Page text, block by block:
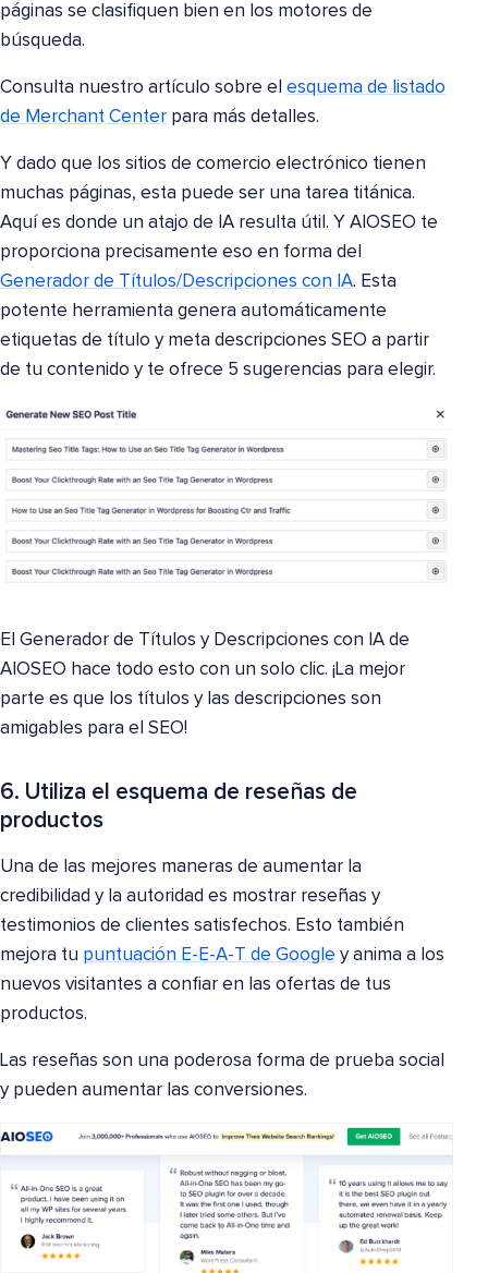
páginas se clasifiquen bien en los motores de
búsqueda.
Consulta nuestro artículo sobre el esquema de listado
de Merchant Center para más detalles.
Y dado que los sitios de comercio electrónico tienen
muchas páginas, esta puede ser una tarea titánica.
Aquí es donde un atajo de IA resulta útil. Y AIOSEO te
proporciona precisamente eso en forma del
Generador de Títulos/Descripciones con IA. Esta
potente herramienta genera automáticamente
etiquetas de título y meta descripciones SEO a partir
de tu contenido y te ofrece 5 sugerencias para elegir.
El Generador de Títulos y Descripciones con IA de
AIOSEO hace todo esto con un solo clic. ¡La mejor
parte es que los títulos y las descripciones son
amigables para el SEO!
6. Utiliza el esquema de reseñas de
productos
Una de las mejores maneras de aumentar la
credibilidad y la autoridad es mostrar reseñas y
testimonios de clientes satisfechos. Esto también
mejora tu puntuación E-E-A-T de Google y anima a los
nuevos visitantes a confiar en las ofertas de tus
productos.
Las reseñas son una poderosa forma de prueba social
y pueden aumentar las conversiones.